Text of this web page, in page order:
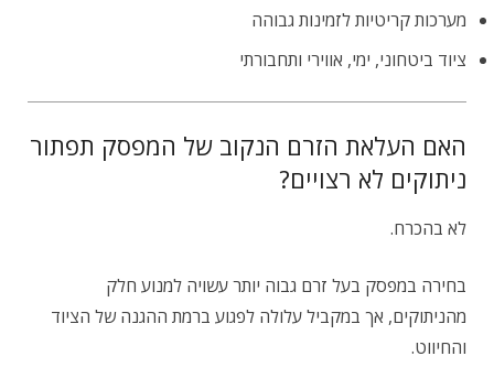
מערכות קריטיות לזמינות גבוהה
ציוד ביטחוני, ימי, אווירי ותחבורתי
האם העלאת הזרם הנקוב של המפסק תפתור
ניתוקים לא רצויים?
לא בהכרח.
בחירה במפסק בעל זרם גבוה יותר עשויה למנוע חלק
מהניתוקים, אך במקביל עלולה לפגוע ברמת ההגנה של הציוד
והחיווט.